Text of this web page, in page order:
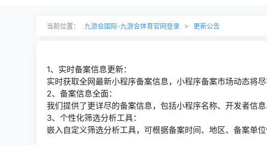
当前位置： 九游会国际-九游会体育官网登录 > 更新公告
1、实时备案信息更新：
实时获取全网最新小程序备案信息，小程序备案市场动态将
2、备案信息全面：
我们提供了更详尽的备案信息，包括小程序名称、开发者信
3、个性化筛选分析工具：
嵌入自定义筛选分析工具，可根据备案时间、地区、备案单